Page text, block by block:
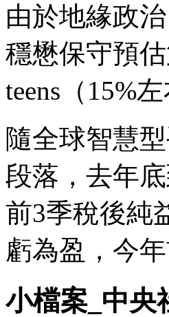
由於地緣政
穩懋保守預
teens（15%左
隨全球智慧
段落，去年
前3季稅後純
虧為盈，今
小檔案_中央